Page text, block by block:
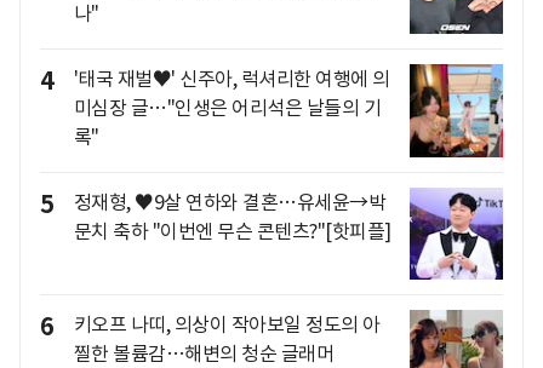
나"
4
'태국 재벌♥' 신주아, 럭셔리한 여행에 의
미심장 글…"인생은 어리석은 날들의 기
록"
5
정재형, ♥9살 연하와 결혼…유세윤→박
문치 축하 "이번엔 무슨 콘텐츠?"[핫피플]
6
키오프 나띠, 의상이 작아보일 정도의 아
찔한 볼륨감…해변의 청순 글래머